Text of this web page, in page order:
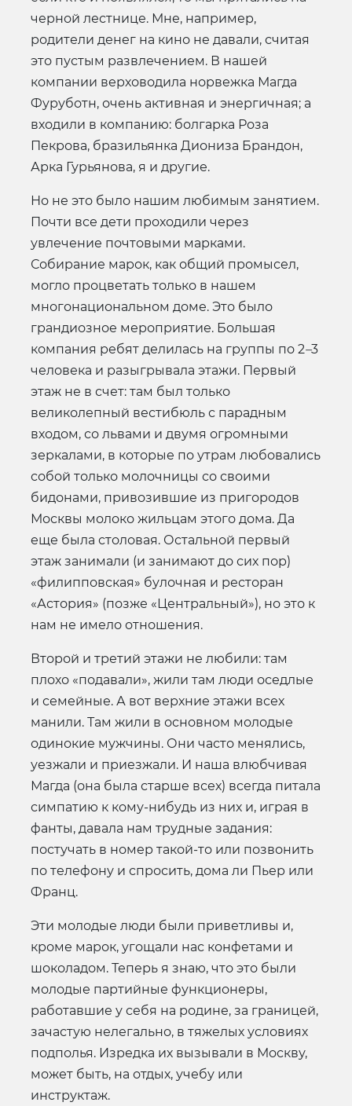
черной лестнице. Мне, например,
родители денег на кино не давали, считая
это пустым развлечением. В нашей
компании верховодила норвежка Магда
Фуруботн, очень активная и энергичная; а
входили в компанию: болгарка Роза
Пекрова, бразильянка Диониза Брандон,
Арка Гурьянова, я и другие.
Но не это было нашим любимым занятием.
Почти все дети проходили через
увлечение почтовыми марками.
Собирание марок, как общий промысел,
могло процветать только в нашем
многонациональном доме. Это было
грандиозное мероприятие. Большая
компания ребят делилась на группы по 2–3
человека и разыгрывала этажи. Первый
этаж не в счет: там был только
великолепный вестибюль с парадным
входом, со львами и двумя огромными
зеркалами, в которые по утрам любовались
собой только молочницы со своими
бидонами, привозившие из пригородов
Москвы молоко жильцам этого дома. Да
еще была столовая. Остальной первый
этаж занимали (и занимают до сих пор)
«филипповская» булочная и ресторан
«Астория» (позже «Центральный»), но это к
нам не имело отношения.
Второй и третий этажи не любили: там
плохо «подавали», жили там люди оседлые
и семейные. А вот верхние этажи всех
манили. Там жили в основном молодые
одинокие мужчины. Они часто менялись,
уезжали и приезжали. И наша влюбчивая
Магда (она была старше всех) всегда питала
симпатию к кому-нибудь из них и, играя в
фанты, давала нам трудные задания:
постучать в номер такой-то или позвонить
по телефону и спросить, дома ли Пьер или
Франц.
Эти молодые люди были приветливы и,
кроме марок, угощали нас конфетами и
шоколадом. Теперь я знаю, что это были
молодые партийные функционеры,
работавшие у себя на родине, за границей,
зачастую нелегально, в тяжелых условиях
подполья. Изредка их вызывали в Москву,
может быть, на отдых, учебу или
инструктаж.